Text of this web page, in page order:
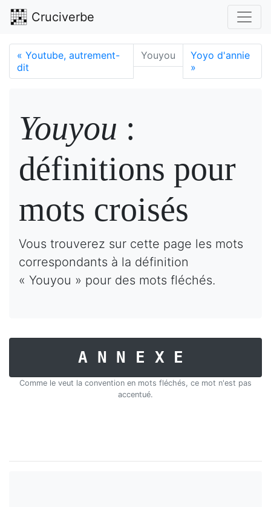
Cruciverbe
« Youtube, autrement-
dit
Youyou
Yoyo d'annie
»
Youyou :
définitions pour
mots croisés
Vous trouverez sur cette page les mots
correspondants à la définition
« Youyou » pour des mots fléchés.
ANNEXE
Comme le veut la convention en mots fléchés, ce mot n'est pas
accentué.